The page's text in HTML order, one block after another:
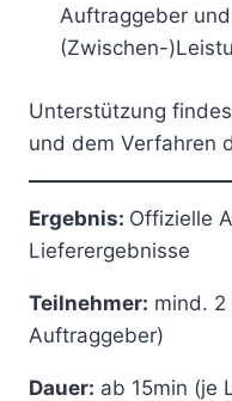
Auftraggeber
(Zwischen-
Unterstützung
und dem Verfahren
Ergebnis: Offizielle
Lieferergebnisse
Teilnehmer: mind. 2
Auftraggeber)
Dauer: ab 15min (je